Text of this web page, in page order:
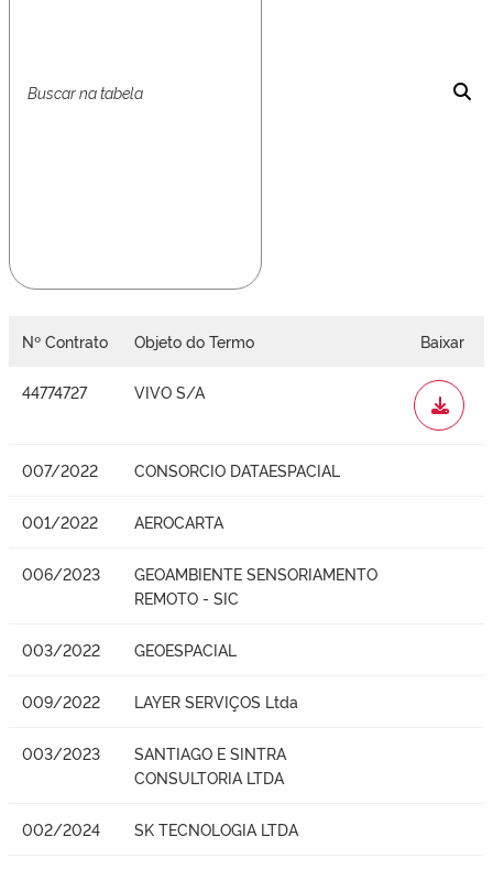
Nº Contrato Objeto do Termo Baixar
44774727 VIVO S/A
WORD
007/2022 CONSORCIO DATAESPACIAL
001/2022 AEROCARTA
006/2023
GEOAMBIENTE SENSORIAMENTO
REMOTO - SIC
003/2022 GEOESPACIAL
009/2022 LAYER SERVIÇOS Ltda
003/2023
SANTIAGO E SINTRA
CONSULTORIA LTDA
002/2024 SK TECNOLOGIA LTDA